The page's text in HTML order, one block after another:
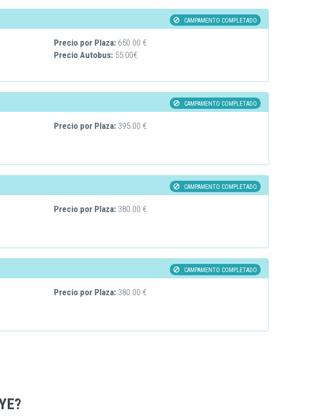
CAMPAMENTO COMPLETADO
Precio por Plaza: 650.00 €
Precio Autobus: 55.00€
CAMPAMENTO COMPLETADO
Precio por Plaza: 395.00 €
CAMPAMENTO COMPLETADO
Precio por Plaza: 380.00 €
CAMPAMENTO COMPLETADO
Precio por Plaza: 380.00 €